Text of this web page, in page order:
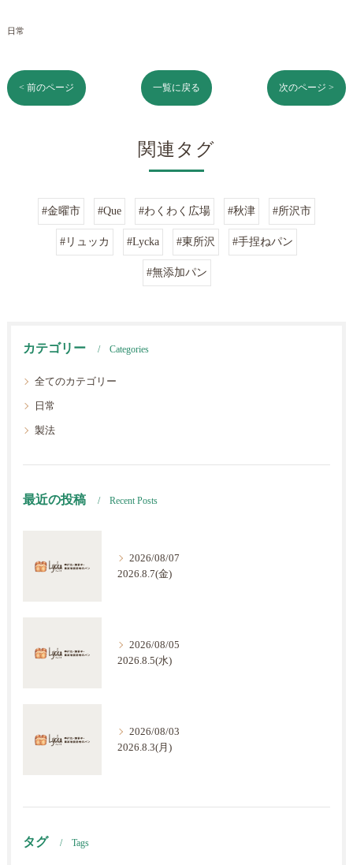
日常
< 前のページ 一覧に戻る 次のページ >
関連タグ
#金曜市 #Que #わくわく広場 #秋津 #所沢市
#リュッカ #Lycka #東所沢 #手捏ねパン
#無添加パン
カテゴリー Categories
全てのカテゴリー
日常
製法
最近の投稿 Recent Posts
2026/08/07
2026.8.7(金)
2026/08/05
2026.8.5(水)
2026/08/03
2026.8.3(月)
タグ Tags